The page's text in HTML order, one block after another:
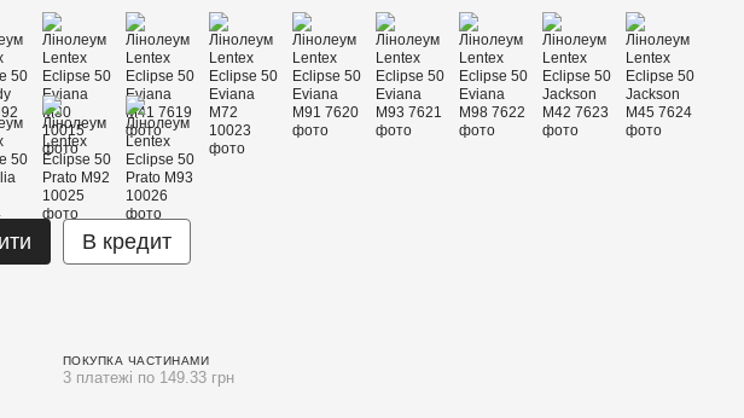
В кредит
ПОКУПКА ЧАСТИНАМИ
3 платежі по 149.33 грн